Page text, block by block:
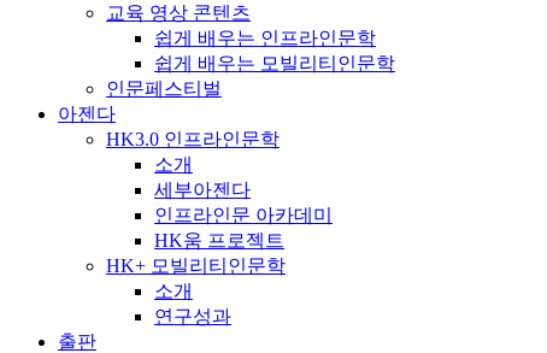
교육 영상 콘텐츠
쉽게 배우는 인프라인문학
쉽게 배우는 모빌리티인문학
인문페스티벌
아젠다
HK3.0 인프라인문학
소개
세부아젠다
인프라인문 아카데미
HK움 프로젝트
HK+ 모빌리티인문학
소개
연구성과
출판